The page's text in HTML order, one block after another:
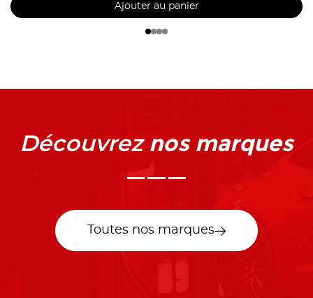
Ajouter au panier
Découvrez nos marques
Toutes nos marques